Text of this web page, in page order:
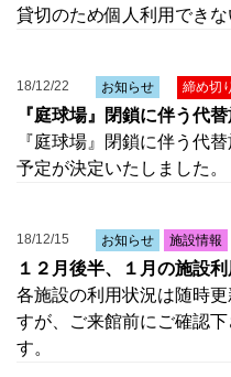
貸切のため個人利用できな
18/12/22 お知らせ 締め切
『庭球場』閉鎖に伴う代
『庭球場』閉鎖に伴う代
予定が決定いたしました。
18/12/15 お知らせ 施設情報
１２月後半、１月の施設
各施設の利用状況は随時
すが、ご来館前にご確認
す。